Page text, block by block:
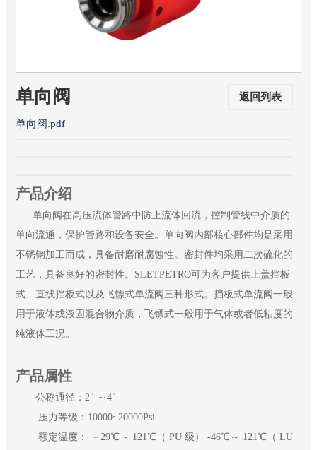
单向阀 返回列表
单向阀.pdf
产品介绍
单向阀在高压流体管路中防止流体回流，控制管线中介质的
单向流通，保护管路和设备安全。单向阀内部核心部件均是采用
不锈钢加工而成，具备耐磨耐腐蚀性。密封件均采用二次硫化的
工艺，具备良好的密封性。SLETPETRO可为客户提供上盖挡板
式、直线挡板式以及飞镖式单流阀三种形式。挡板式单流阀一般
用于液体或液固混合物介质，飞镖式一般用于气体或者低粘度的
纯液体工况。
产品属性
公称通径：2" ～4"
压力等级：10000~20000Psi
额定温度： －29℃～ 121℃（ PU 级） -46℃～ 121℃（ LU